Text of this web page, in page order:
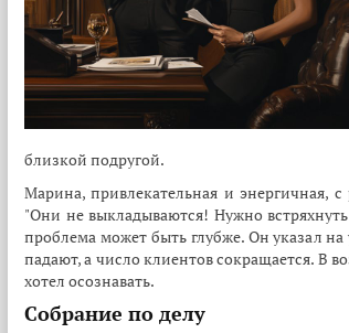
близкой подругой.
Марина, привлекательная и энергичная,
"Они не выкладываются! Нужно
проблема может быть глубже. Он указал
падают, а число клиентов сокращается. В
хотел осознавать.
Собрание по делу